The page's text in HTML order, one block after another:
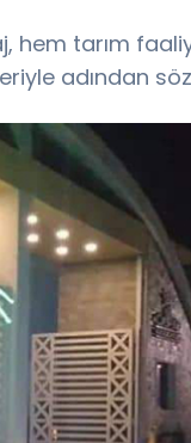
hem tarım
adından